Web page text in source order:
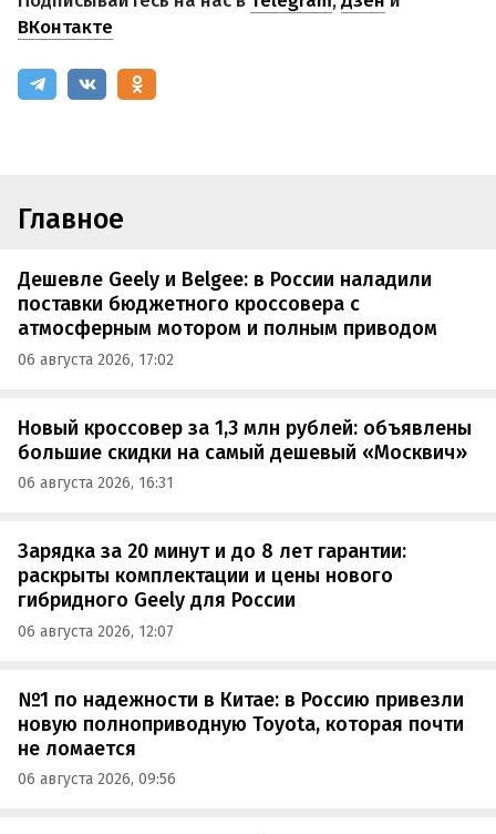
ВКонтакте
Главное
Дешевле Geely и Belgee: в России наладили
поставки бюджетного кроссовера с
атмосферным мотором и полным приводом
06 августа 2026, 17:02
Новый кроссовер за 1,3 млн рублей: объявлены
большие скидки на самый дешевый «Москвич»
06 августа 2026, 16:31
Зарядка за 20 минут и до 8 лет гарантии:
раскрыты комплектации и цены нового
гибридного Geely для России
06 августа 2026, 12:07
№1 по надежности в Китае: в Россию привезли
новую полноприводную Toyota, которая почти
не ломается
06 августа 2026, 09:56